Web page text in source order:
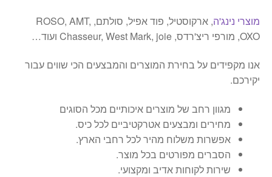
מוצרי נינג'ה
, ארקוסטיל, פוד אפיל, סולתם, ROSO, AMT,
OXO, מורפי ריצ'רדס, Chasseur, West Mark, joie ועוד…
אנו מקפידים על בחירת המוצרים והמבצעים הכי שווים עבור
יקירכם.
מגוון רחב של מוצרים איכותיים מכל הסוגים
מחירים ומבצעים אטרקטיביים לכל כיס.
אפשרות משלוח מהיר לכל רחבי הארץ.
הסברים מפורטים בכל מוצר.
שירות לקוחות אדיב ומקצועי.